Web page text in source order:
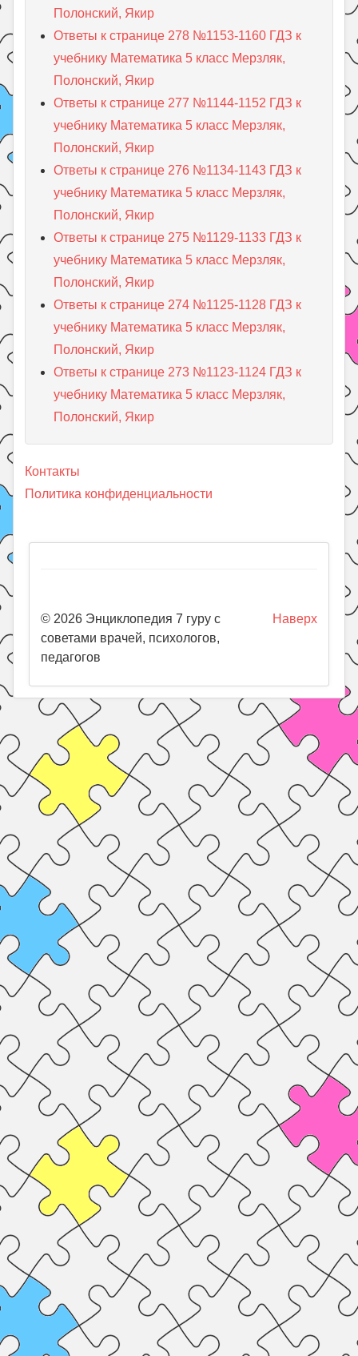
Полонский, Якир
Ответы к странице 278 №1153-1160 ГДЗ к
учебнику Математика 5 класс Мерзляк,
Полонский, Якир
Ответы к странице 277 №1144-1152 ГДЗ к
учебнику Математика 5 класс Мерзляк,
Полонский, Якир
Ответы к странице 276 №1134-1143 ГДЗ к
учебнику Математика 5 класс Мерзляк,
Полонский, Якир
Ответы к странице 275 №1129-1133 ГДЗ к
учебнику Математика 5 класс Мерзляк,
Полонский, Якир
Ответы к странице 274 №1125-1128 ГДЗ к
учебнику Математика 5 класс Мерзляк,
Полонский, Якир
Ответы к странице 273 №1123-1124 ГДЗ к
учебнику Математика 5 класс Мерзляк,
Полонский, Якир
Контакты
Политика конфиденциальности
Наверх
© 2026 Энциклопедия 7 гуру с
советами врачей, психологов,
педагогов